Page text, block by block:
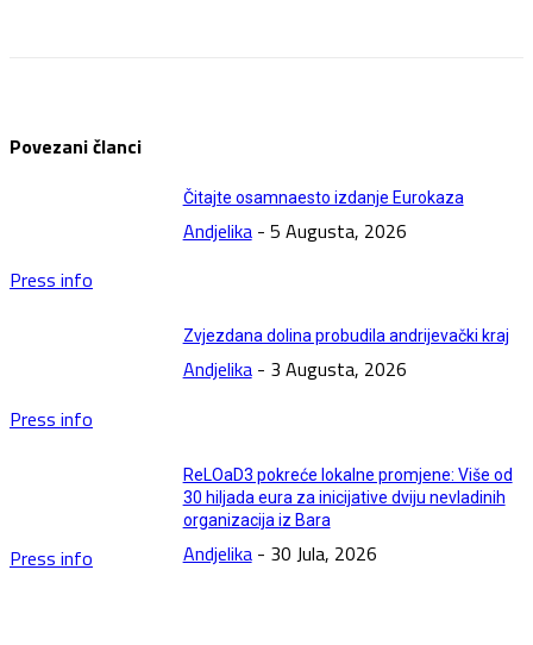
Povezani članci
Press info
Čitajte osamnaesto izdanje Eurokaza
Andjelika - 5 Augusta, 2026
Press info
Zvjezdana dolina probudila andrijevački kraj
Andjelika - 3 Augusta, 2026
Press info
ReLOaD3 pokreće lokalne promjene: Više od
30 hiljada eura za inicijative dviju nevladinih
organizacija iz Bara
Andjelika - 30 Jula, 2026